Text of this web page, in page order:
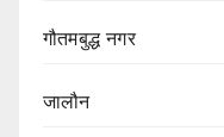
गौतमबुद्ध नगर
जालौन